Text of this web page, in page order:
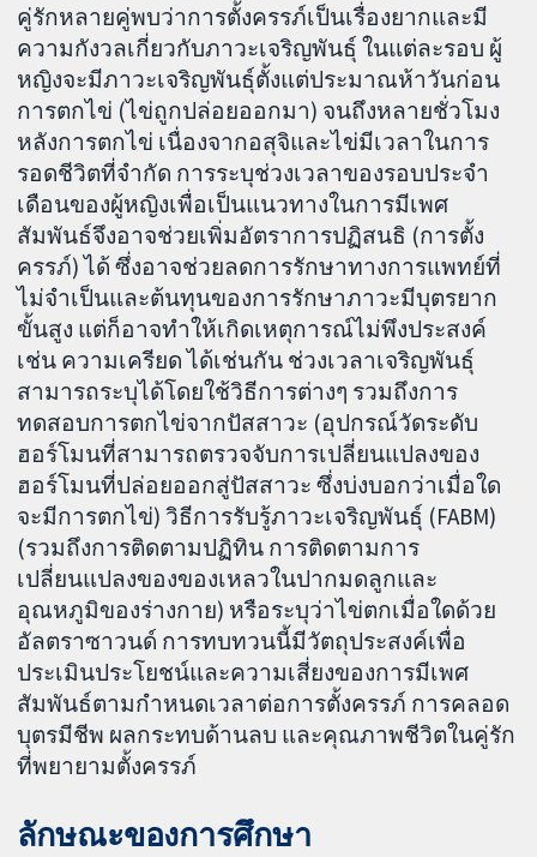
คู่รักหลายคู่พบว่าการตั้งครรภ์เป็นเรื่องยากและมี
ความกังวลเกี่ยวกับภาวะเจริญพันธุ์ ในแต่ละรอบ ผู้
หญิงจะมีภาวะเจริญพันธุ์ตั้งแต่ประมาณห้าวันก่อน
การตกไข่ (ไข่ถูกปล่อยออกมา) จนถึงหลายชั่วโมง
หลังการตกไข่ เนื่องจากอสุจิและไข่มีเวลาในการ
รอดชีวิตที่จำกัด การระบุช่วงเวลาของรอบประจำ
เดือนของผู้หญิงเพื่อเป็นแนวทางในการมีเพศ
สัมพันธ์จึงอาจช่วยเพิ่มอัตราการปฏิสนธิ (การตั้ง
ครรภ์) ได้ ซึ่งอาจช่วยลดการรักษาทางการแพทย์ที่
ไม่จำเป็นและต้นทุนของการรักษาภาวะมีบุตรยาก
ขั้นสูง แต่ก็อาจทำให้เกิดเหตุการณ์ไม่พึงประสงค์
เช่น ความเครียด ได้เช่นกัน ช่วงเวลาเจริญพันธุ์
สามารถระบุได้โดยใช้วิธีการต่างๆ รวมถึงการ
ทดสอบการตกไข่จากปัสสาวะ (อุปกรณ์วัดระดับ
ฮอร์โมนที่สามารถตรวจจับการเปลี่ยนแปลงของ
ฮอร์โมนที่ปล่อยออกสู่ปัสสาวะ ซึ่งบ่งบอกว่าเมื่อใด
จะมีการตกไข่) วิธีการรับรู้ภาวะเจริญพันธุ์ (FABM)
(รวมถึงการติดตามปฏิทิน การติดตามการ
เปลี่ยนแปลงของของเหลวในปากมดลูกและ
อุณหภูมิของร่างกาย) หรือระบุว่าไข่ตกเมื่อใดด้วย
อัลตราซาวนด์ การทบทวนนี้มีวัตถุประสงค์เพื่อ
ประเมินประโยชน์และความเสี่ยงของการมีเพศ
สัมพันธ์ตามกำหนดเวลาต่อการตั้งครรภ์ การคลอด
บุตรมีชีพ ผลกระทบด้านลบ และคุณภาพชีวิตในคู่รัก
ที่พยายามตั้งครรภ์
ลักษณะของการศึกษา